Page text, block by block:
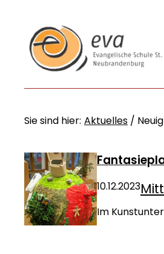
Sie sind hier: Aktuelles /
10.12.2023
Im